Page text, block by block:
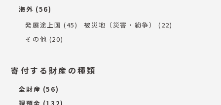
海外 (56)
発展途上国 (45) 被災地（災害・紛争）
(22)
その他 (20)
寄付する財産の種類
全財産 (56)
現預金 (132)